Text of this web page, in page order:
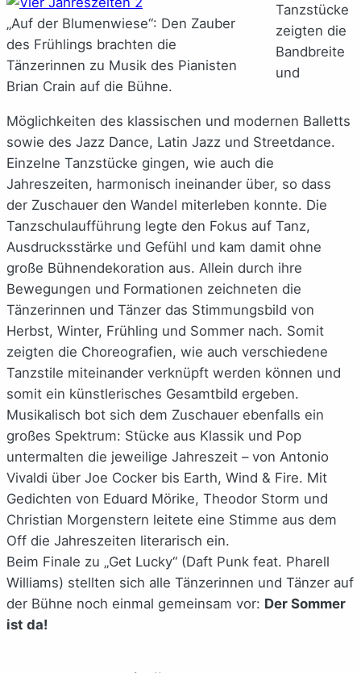
„Auf der Blumenwiese“: Den Zauber
des Frühlings brachten die
Tänzerinnen zu Musik des Pianisten
Brian Crain auf die Bühne.
Tanzstücke
zeigten die
Bandbreite
und
Möglichkeiten des klassischen und modernen Balletts
sowie des Jazz Dance, Latin Jazz und Streetdance.
Einzelne Tanzstücke gingen, wie auch die
Jahreszeiten, harmonisch ineinander über, so dass
der Zuschauer den Wandel miterleben konnte. Die
Tanzschulaufführung legte den Fokus auf Tanz,
Ausdrucksstärke und Gefühl und kam damit ohne
große Bühnendekoration aus. Allein durch ihre
Bewegungen und Formationen zeichneten die
Tänzerinnen und Tänzer das Stimmungsbild von
Herbst, Winter, Frühling und Sommer nach. Somit
zeigten die Choreografien, wie auch verschiedene
Tanzstile miteinander verknüpft werden können und
somit ein künstlerisches Gesamtbild ergeben.
Musikalisch bot sich dem Zuschauer ebenfalls ein
großes Spektrum: Stücke aus Klassik und Pop
untermalten die jeweilige Jahreszeit – von Antonio
Vivaldi über Joe Cocker bis Earth, Wind & Fire. Mit
Gedichten von Eduard Mörike, Theodor Storm und
Christian Morgenstern leitete eine Stimme aus dem
Off die Jahreszeiten literarisch ein.
Beim Finale zu „Get Lucky“ (Daft Punk feat. Pharell
Williams) stellten sich alle Tänzerinnen und Tänzer auf
der Bühne noch einmal gemeinsam vor: Der Sommer
ist da!